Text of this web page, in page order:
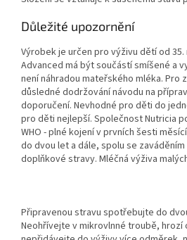
Důležité upozornění
Výrobek je určen pro výživu dětí od
Advanced má být součástí smíšené a
není náhradou mateřského mléka. Pro
důsledné dodržování návodu na
doporučení. Nevhodné pro děti do
pro děti nejlepší. Společnost Nutricia
WHO - plné kojení v prvních šesti
do dvou let a dále, spolu se
doplňkové stravy. Mléčná výživa
Připravenou stravu spotřebujte do
Neohřívejte v mikrovlnné troubě, hrozí